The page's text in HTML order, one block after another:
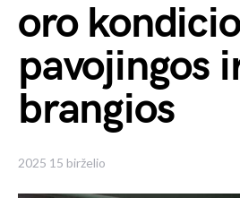
oro
pavojingos
brangios
2025 15 birželio